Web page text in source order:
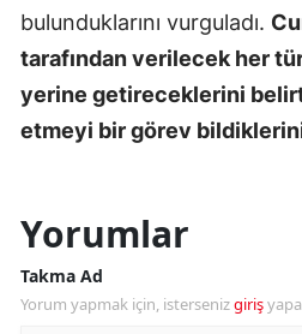
bulunduklarını vurguladı.
tarafından verilecek her
yerine getireceklerini
etmeyi bir görev
Yorumlar
Takma Ad
Yorum yapmak için, istersenizgiriş